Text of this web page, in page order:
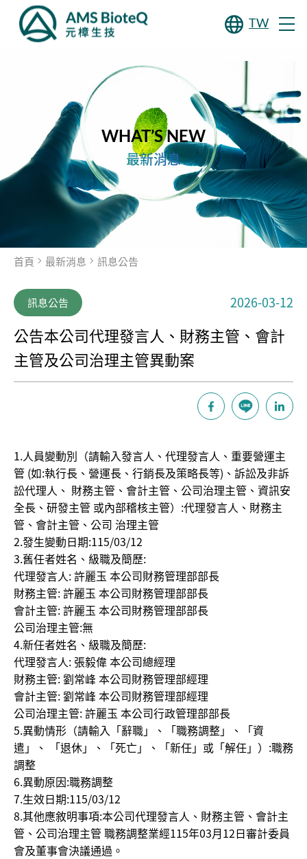
TW
WHAT’S NEW
最新消息
首頁 最新消息 訊息公告
訊息公告 2026-03-12
公告本公司代理發言人、財務主管、會計
主管及公司治理主管異動案
1.人員變動別（請輸入發言人、代理發言人、重要營運主
管 (如:執行長、營運長、行銷長及策略長等)、訴訟及非訴
訟代理人、 財務主管、會計主管、公司治理主管、資訊安
全長、研發主管 或內部稽核主管）:代理發言人、財務主
管、會計主管、公司 治理主管
2.發生變動日期:115/03/12
3.舊任者姓名、級職及簡歷:
代理發言人: 許麗玉 本公司財務管理部部長
財務主管: 許麗玉 本公司財務管理部部長
會計主管: 許麗玉 本公司財務管理部部長
公司治理主管:無
4.新任者姓名、級職及簡歷:
代理發言人: 張毅偉 本公司總經理
財務主管: 劉常峰 本公司財務管理部經理
會計主管: 劉常峰 本公司財務管理部經理
公司治理主管: 許麗玉 本公司行政管理部部長
5.異動情形（請輸入「辭職」、「職務調整」、「資
遣」、 「退休」、「死亡」、「新任」或「解任」）:職務
調整
6.異動原因:職務調整
7.生效日期:115/03/12
8.其他應敘明事項:本公司代理發言人、財務主管、會計主
管、公司治理主管 職務調整業經115年03月12日審計委員
會及董事會決議通過。